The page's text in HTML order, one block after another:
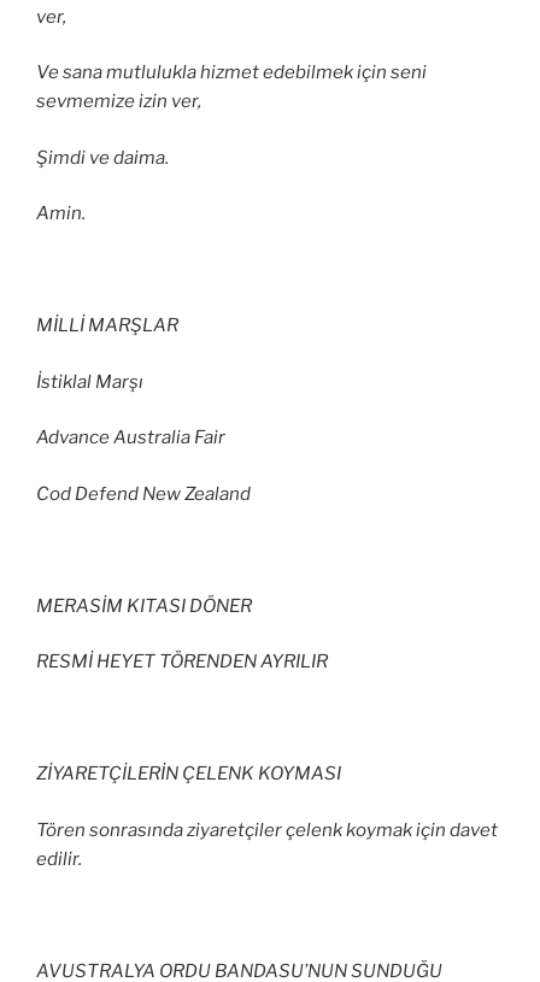
ver,
Ve sana mutlulukla hizmet edebilmek için seni
sevmemize izin ver,
Şimdi ve daima.
Amin.
MİLLİ MARŞLAR
İstiklal Marşı
Advance Australia Fair
Cod Defend New Zealand
MERASİM KITASI DÖNER
RESMİ HEYET TÖRENDEN AYRILIR
ZİYARETÇİLERİN ÇELENK KOYMASI
Tören sonrasında ziyaretçiler çelenk koymak için davet
edilir.
AVUSTRALYA ORDU BANDASU’NUN SUNDUĞU